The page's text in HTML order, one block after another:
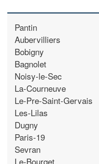
Pantin
Aubervilliers
Bobigny
Bagnolet
Noisy-le-Sec
La-Courneuve
Le-Pre-Saint-Gervais
Les-Lilas
Dugny
Paris-19
Sevran
Le-Bourget